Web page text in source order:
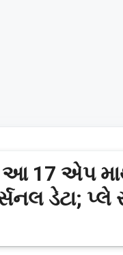
આ 17 એપ
ડેટા; પ્લે